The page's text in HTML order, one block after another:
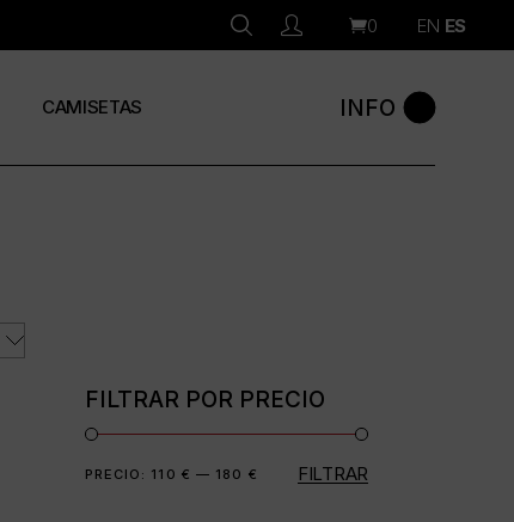
0 EN ES
CAMISETAS INFO
FILTRAR POR PRECIO
Precio
Precio FILTRAR
PRECIO: 110 € — 180 €